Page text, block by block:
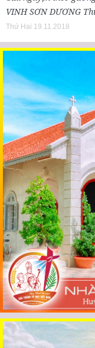
VINH SƠN DƯƠNG
Thứ Hai 19.11.2018